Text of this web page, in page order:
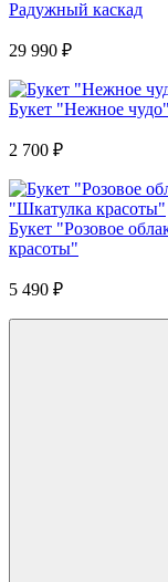
Радужный каскад
29 990 ₽
Букет "Нежное чудо"
2 700 ₽
Букет "Розовое
красоты"
5 490 ₽